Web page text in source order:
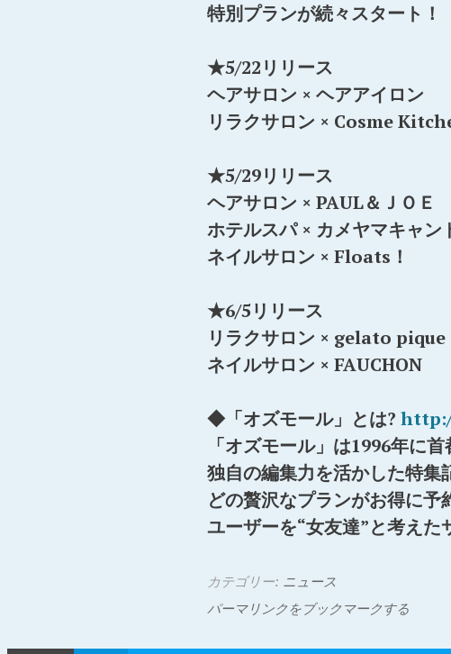
特別プランが続々スタート！
★5/22リリース
ヘアサロン × ヘアアイロン
リラクサロン × Cosme
★5/29リリース
ヘアサロン × PAUL＆ＪＯＥ
ホテルスパ × カメヤマキャン
ネイルサロン × Floats！
★6/5リリース
リラクサロン × gelato pique
ネイルサロン × FAUCHON
◆「オズモール」とは?
「オズモール」は1996年に
独自の編集力を活かした特集
どの贅沢なプランがお得に予
ユーザーを“女友達”と考えた
カテゴリー: ニュース
パーマリンクをブックマークする